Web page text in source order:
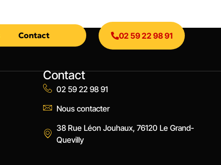
Contact 02 59 22 98 91
Contact
02 59 22 98 91
Nous contacter
38 Rue Léon Jouhaux, 76120 Le Grand-
Quevilly